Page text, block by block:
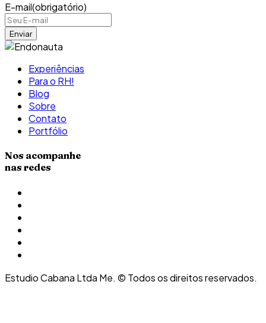
E-mail(obrigatório)
Experiências
Para o RH!
Blog
Sobre
Contato
Portfólio
Nos acompanhe
nas redes
Estudio Cabana Ltda Me. © Todos os direitos reservados.